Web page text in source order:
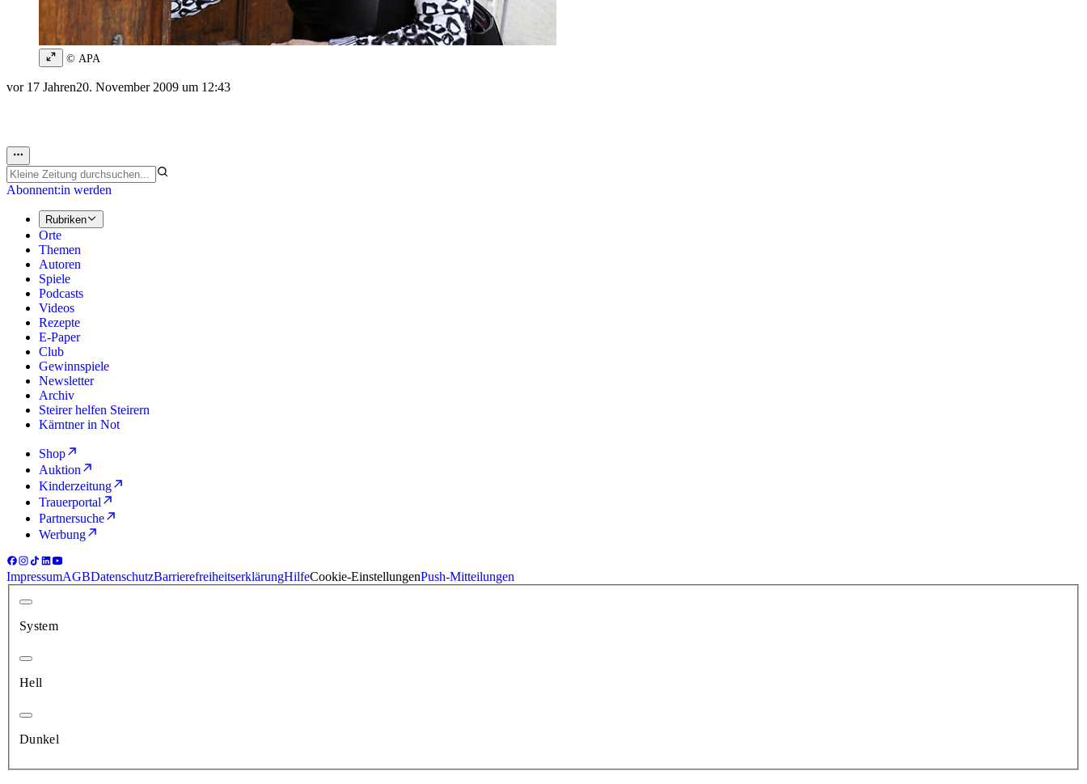
© APA
vor 17 Jahren20. November 2009 um 12:43
Abonnent:in werden
Rubriken
Orte
Themen
Autoren
Spiele
Podcasts
Videos
Rezepte
E-Paper
Club
Gewinnspiele
Newsletter
Archiv
Steirer helfen Steirern
Kärntner in Not
Shop
Auktion
Kinderzeitung
Trauerportal
Partnersuche
Werbung
ImpressumAGBDatenschutzBarrierefreiheitserklärungHilfeCookie-EinstellungenPush-Mitteilungen
System
Hell
Dunkel